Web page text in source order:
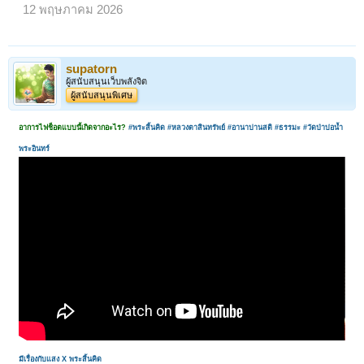
12 พฤษภาคม 2026
supatorn
ผู้สนับสนุนเว็บพลังจิต
ผู้สนับสนุนพิเศษ
อาการไฟช็อตแบบนี้เกิดจากอะไร?#พระสิ้นคิด #หลวงตาสินทรัพย์ #อานาปานสติ #ธรรมะ #วัดป่าบ่อน้ำ
พระอินทร์
มีเรื่องกับแสง X พระสิ้นคิด